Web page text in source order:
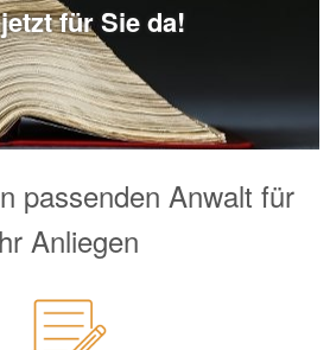
für Sie da!
passenden Anwalt für
Anliegen